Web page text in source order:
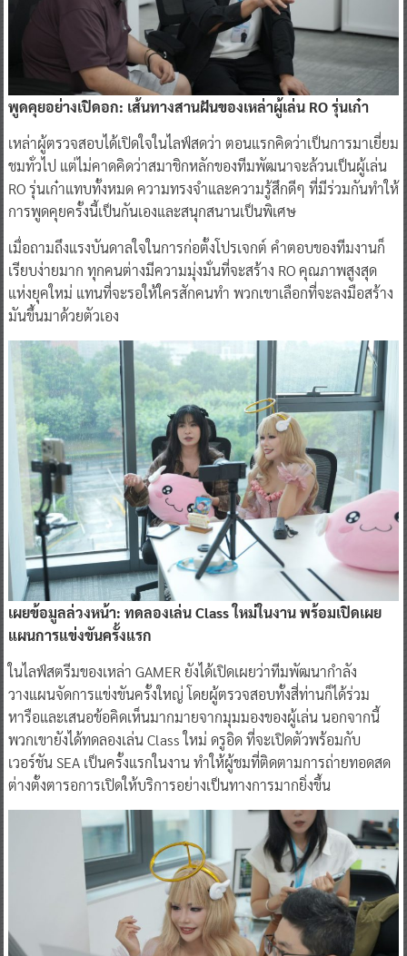
พูดคุยอย่างเปิดอก: เส้นทางสานฝันของเหล่าผู้เล่น ROรุ่นเก๋า
เหล่าผู้ตรวจสอบได้เปิดใจในไลฟ์สดว่า ตอนแรกคิดว่าเป็นการมาเยี่ยม
ชมทั่วไป แต่ไม่คาดคิดว่าสมาชิกหลักของทีมพัฒนาจะล้วนเป็นผู้เล่น
RO รุ่นเก๋าแทบทั้งหมด ความทรงจำและความรู้สึกดีๆ ที่มีร่วมกันทำให้
การพูดคุยครั้งนี้เป็นกันเองและสนุกสนานเป็นพิเศษ
เมื่อถามถึงแรงบันดาลใจในการก่อตั้งโปรเจกต์ คำตอบของทีมงานก็
เรียบง่ายมาก ทุกคนต่างมีความมุ่งมั่นที่จะสร้าง RO คุณภาพสูงสุด
แห่งยุคใหม่ แทนที่จะรอให้ใครสักคนทำ พวกเขาเลือกที่จะลงมือสร้าง
มันขึ้นมาด้วยตัวเอง
เผยข้อมูลล่วงหน้า: ทดลองเล่นClassใหม่ในงาน พร้อมเปิดเผย
แผนการแข่งขันครั้งแรก
ในไลฟ์สตรีมของเหล่า GAMER ยังได้เปิดเผยว่าทีมพัฒนากำลัง
วางแผนจัดการแข่งขันครั้งใหญ่ โดยผู้ตรวจสอบทั้งสี่ท่านก็ได้ร่วม
หารือและเสนอข้อคิดเห็นมากมายจากมุมมองของผู้เล่น นอกจากนี้
พวกเขายังได้ทดลองเล่น Class ใหม่ ดรูอิด ที่จะเปิดตัวพร้อมกับ
เวอร์ชัน SEA เป็นครั้งแรกในงาน ทำให้ผู้ชมที่ติดตามการถ่ายทอดสด
ต่างตั้งตารอการเปิดให้บริการอย่างเป็นทางการมากยิ่งขึ้น